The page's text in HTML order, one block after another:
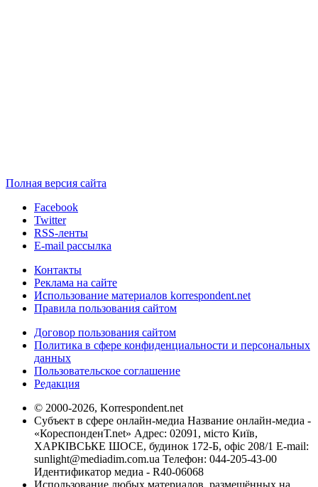
Полная версия сайта
Facebook
Twitter
RSS-ленты
E-mail рассылка
Контакты
Реклама на сайте
Использование материалов korrespondent.net
Правила пользования сайтом
Договор пользования сайтом
Политика в сфере конфиденциальности и персональных
данных
Пользовательское соглашение
Редакция
© 2000-2026, Korrespondent.net
Субъект в сфере онлайн-медиа Название онлайн-медиа -
«КореспонденТ.net» Адрес: 02091, місто Київ,
ХАРКІВСЬКЕ ШОСЕ, будинок 172-Б, офіс 208/1 E-mail:
sunlight@mediadim.com.ua Телефон: 044-205-43-00
Идентификатор медиа - R40-06068
Использование любых материалов, размещённых на